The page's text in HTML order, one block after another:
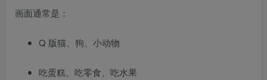
画面通常是：
Q 版猫、狗、小动物
吃蛋糕、吃零食、吃水果